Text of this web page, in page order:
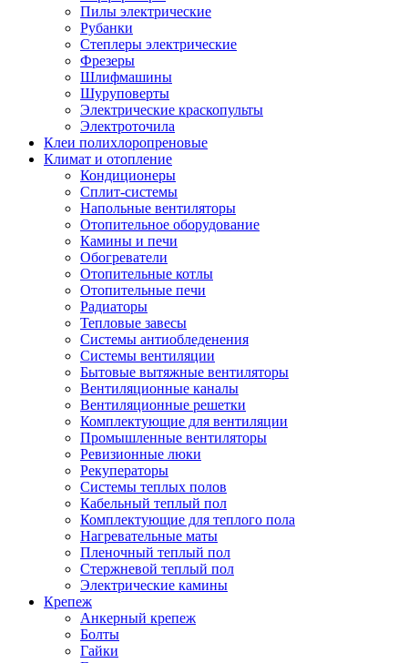
Пилы электрические
Рубанки
Степлеры электрические
Фрезеры
Шлифмашины
Шуруповерты
Электрические краскопульты
Электроточила
Клеи полихлоропреновые
Климат и отопление
Кондиционеры
Сплит-системы
Напольные вентиляторы
Отопительное оборудование
Камины и печи
Обогреватели
Отопительные котлы
Отопительные печи
Радиаторы
Тепловые завесы
Системы антиобледенения
Системы вентиляции
Бытовые вытяжные вентиляторы
Вентиляционные каналы
Вентиляционные решетки
Комплектующие для вентиляции
Промышленные вентиляторы
Ревизионные люки
Рекуператоры
Системы теплых полов
Кабельный теплый пол
Комплектующие для теплого пола
Нагревательные маты
Пленочный теплый пол
Стержневой теплый пол
Электрические камины
Крепеж
Анкерный крепеж
Болты
Гайки